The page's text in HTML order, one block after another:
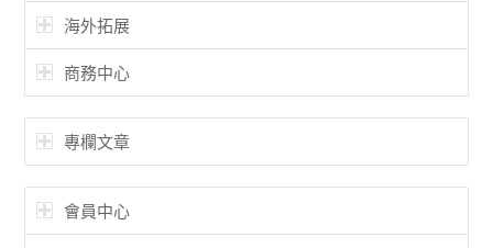
海外拓展
商務中心
專欄文章
會員中心